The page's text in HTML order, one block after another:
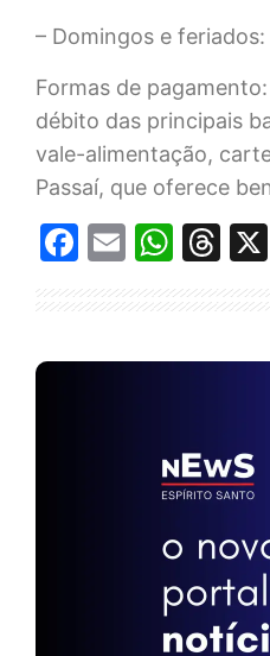
– Domingos e feriados:
Formas de
débito das principais
vale-alimentação,
Passaí, que oferece
Facebook
Email